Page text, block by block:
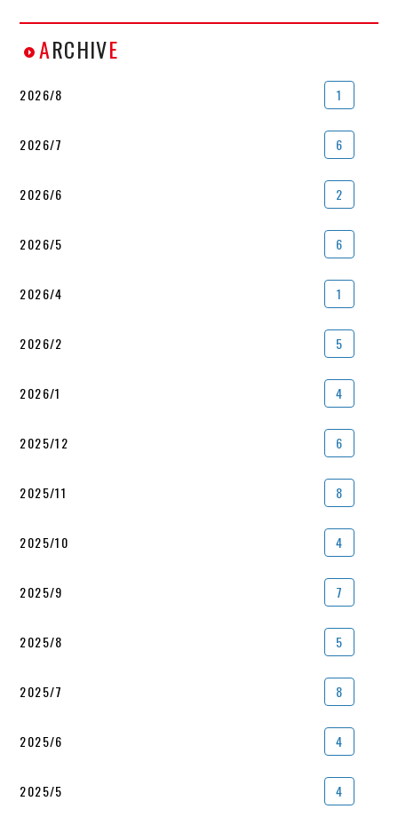
ARCHIVE
2026/8 1
2026/7 6
2026/6 2
2026/5 6
2026/4 1
2026/2 5
2026/1 4
2025/12 6
2025/11 8
2025/10 4
2025/9 7
2025/8 5
2025/7 8
2025/6 4
2025/5 4